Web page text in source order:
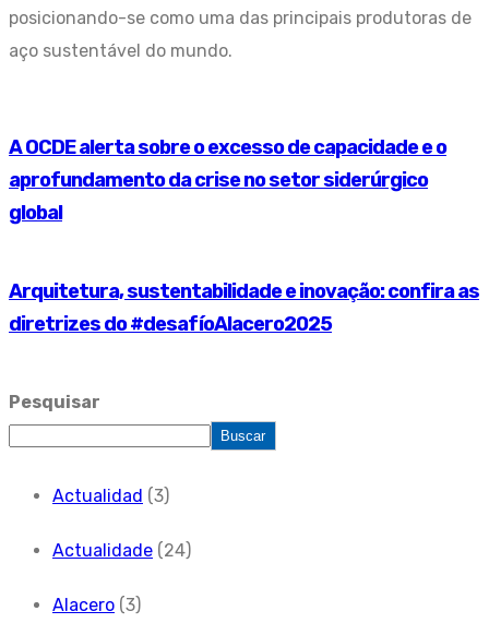
posicionando-se como uma das principais produtoras de
aço sustentável do mundo.
A OCDE alerta sobre o excesso de capacidade e o
aprofundamento da crise no setor siderúrgico
global
Arquitetura, sustentabilidade e inovação: confira as
diretrizes do #desafíoAlacero2025
Pesquisar
Buscar
Actualidad (3)
Actualidade (24)
Alacero (3)